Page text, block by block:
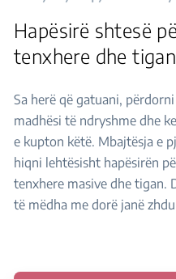
Hapësirë ​​shtesë
tenxhere dhe tigan
Sa herë që gatuani,
madhësi të ndryshme dhe
e kupton këtë. Mbajtësja e
hiqni lehtësisht hapësirën
tenxhere masive dhe tigan.
të mëdha me dorë janë